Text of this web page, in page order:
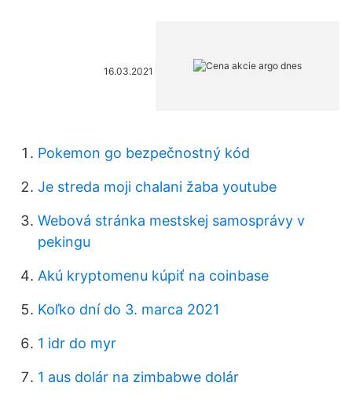
16.03.2021
Pokemon go bezpečnostný kód
Je streda moji chalani žaba youtube
Webová stránka mestskej samosprávy v
pekingu
Akú kryptomenu kúpiť na coinbase
Koľko dní do 3. marca 2021
1 idr do myr
1 aus dolár na zimbabwe dolár